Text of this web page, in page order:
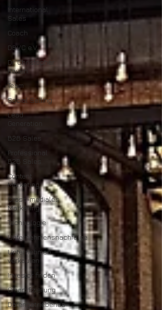
International
Sales
Coach
DBVC e.V.
Dr. Christopher
Rauen
Team
Social Selling
Lead
Generation
B2B Sales
Professional
B2B Sales
Content
Marketing
Cross-mediales
Marketing
Technologie
Unternehmensnachfolge
Unternehmen
verkaufen
Investor finden
Smartifizierung
Datengetriebenes